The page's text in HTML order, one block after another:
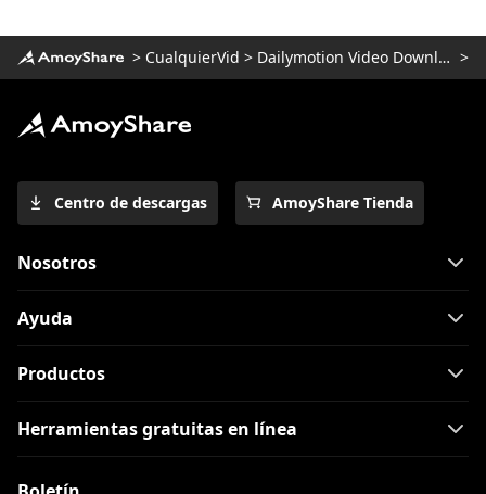
> CualquierVid > Dailymotion Video Downloader >
Centro de descargas AmoyShare Tienda
Nosotros
Ayuda
Productos
Herramientas gratuitas en línea